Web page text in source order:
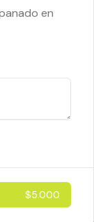
cebollín en
$5.000